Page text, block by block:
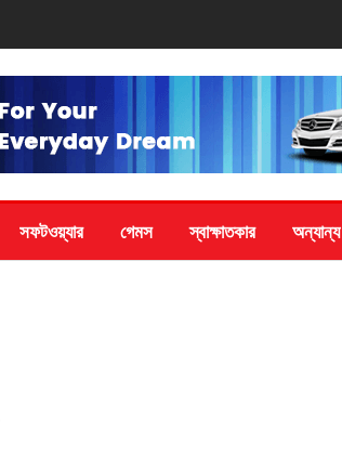
সফটওয়্যার গেমস স্বাক্ষাতকার অন্যান্য